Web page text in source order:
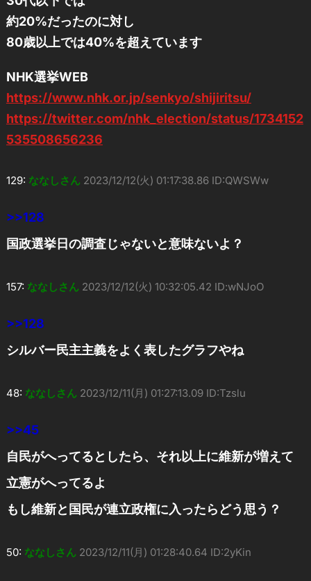
約20%だったのに対し
80歳以上では40%を超えています
NHK選挙WEB
https://www.nhk.or.jp/senkyo/shijiritsu/
https://twitter.com/nhk_election/status/1734152
535508656236
129: ななしさん 2023/12/12(火) 01:17:38.86 ID:QWSWw
>>128
国政選挙日の調査じゃないと意味ないよ？
157: ななしさん 2023/12/12(火) 10:32:05.42 ID:wNJoO
>>128
シルバー民主主義をよく表したグラフやね
48: ななしさん 2023/12/11(月) 01:27:13.09 ID:Tzslu
>>45
自民がへってるとしたら、それ以上に維新が増えて
立憲がへってるよ
もし維新と国民が連立政権に入ったらどう思う？
50: ななしさん 2023/12/11(月) 01:28:40.64 ID:2yKin